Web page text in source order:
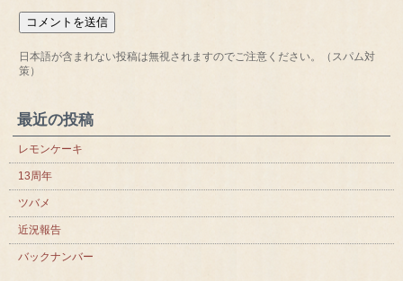
日本語が含まれない投稿は無視されますのでご注意ください。（スパム対
策）
最近の投稿
レモンケーキ
13周年
ツバメ
近況報告
バックナンバー